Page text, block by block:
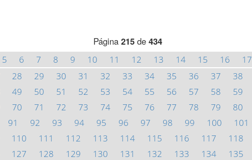
Página 215de 434
5 6 7 8 9 10 11 12 13 14 15 16 17
28 29 30 31 32 33 34 35 36 37 38
49 50 51 52 53 54 55 56 57 58 59
70 71 72 73 74 75 76 77 78 79 80
91 92 93 94 95 96 97 98 99 100 101
110 111 112 113 114 115 116 117 118
127 128 129 130 131 132 133 134 135